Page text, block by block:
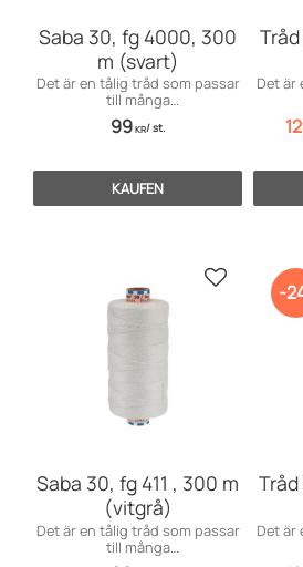
Saba 30, fg 4000, 300
m (svart)
Det är en tålig tråd som passar
till många
användningsområden främst
till markiser, kapell, möbler och
effektsömnad.
99KR/st.
KAUFEN
Det är
Saba 30, fg 411 , 300 m
(vitgrå)
Det är en tålig tråd som passar
till många
Zu
Det är